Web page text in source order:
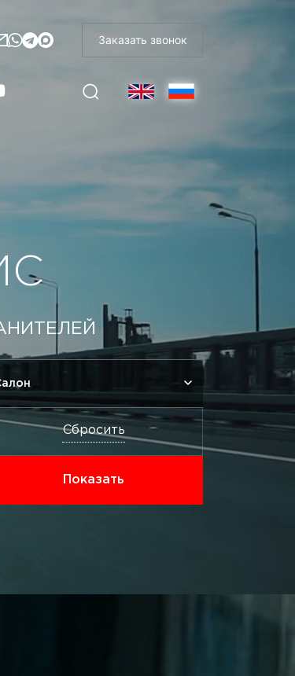
Заказать звонок
Сбросить
Показать